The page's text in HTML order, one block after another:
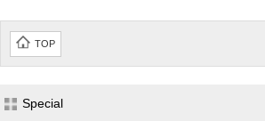
TOP
Special